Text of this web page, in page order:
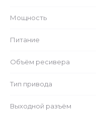
Мощность
Питание
Объём ресивера
Тип привода
Выходной разъём